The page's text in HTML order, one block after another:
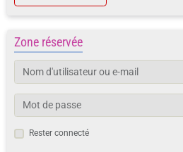
Zone réservée
Rester connecté